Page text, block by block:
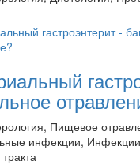
Пищевое
инфекции,